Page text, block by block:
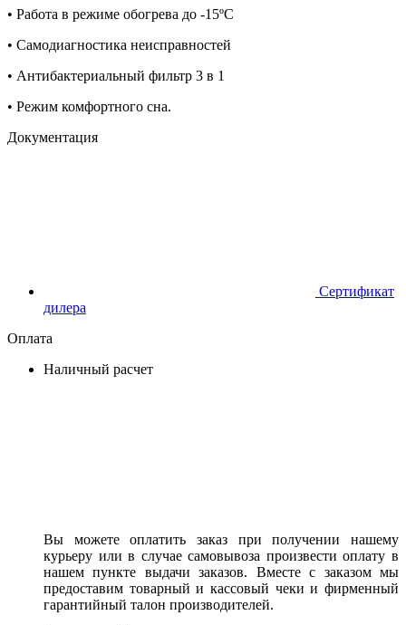
• Работа в режиме обогрева до -15ºС
• Самодиагностика неисправностей
• Антибактериальный фильтр 3 в 1
• Режим комфортного сна.
Документация
Сертификат
дилера
Оплата
Наличный расчет
Вы можете оплатить заказ при получении нашему
курьеру или в случае самовывоза произвести оплату в
нашем пункте выдачи заказов. Вместе с заказом мы
предоставим товарный и кассовый чеки и фирменный
гарантийный талон производителей.